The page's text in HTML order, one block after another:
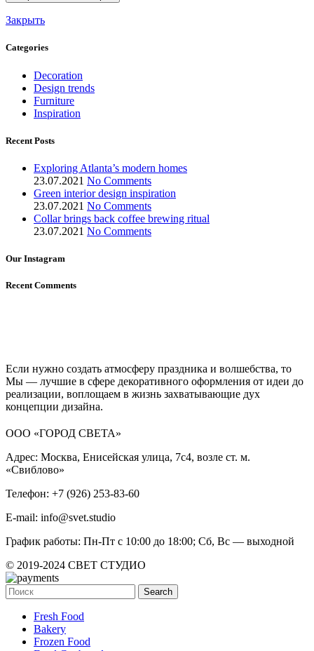
Закрыть
Categories
Decoration
Design trends
Furniture
Inspiration
Recent Posts
Exploring Atlanta’s modern homes
23.07.2021 No Comments
Green interior design inspiration
23.07.2021 No Comments
Collar brings back coffee brewing ritual
23.07.2021 No Comments
Our Instagram
Recent Comments
Если нужно создать атмосферу праздника и волшебства, то
Мы — лучшие в сфере декоративного оформления от идеи до
реализации, воплощаем в жизнь захватывающие дух
концепции дизайна.
ООО «ГОРОД СВЕТА»
Адрес: Москва, Енисейская улица, 7с4, возле ст. м.
«Свиблово»
Телефон: +7 (926) 253-83-60
E-mail: info@svet.studio
График работы: Пн-Пт с 10:00 до 18:00; Сб, Вс — выходной
© 2019-2024 СВЕТ СТУДИО
Search
Fresh Food
Bakery
Frozen Food